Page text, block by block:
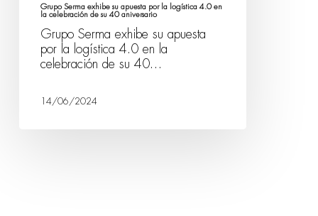
Grupo Serma exhibe su apuesta por la logística 4.0 en
la celebración de su 40 aniversario
Grupo Serma exhibe su apuesta
por la logística 4.0 en la
celebración de su 40…
14/06/2024